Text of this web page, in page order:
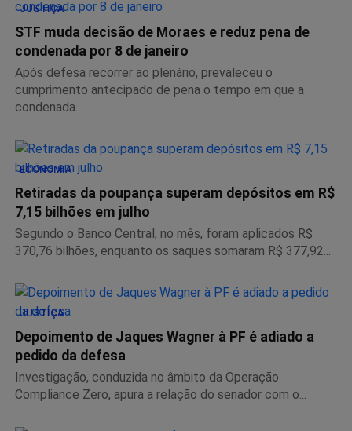
JUSTIÇA
STF muda decisão de Moraes e reduz pena de
condenada por 8 de janeiro
Após defesa recorrer ao plenário, prevaleceu o
cumprimento antecipado de pena o tempo em que a
condenada...
ECONOMIA
Retiradas da poupança superam depósitos em R$
7,15 bilhões em julho
Segundo o Banco Central, no mês, foram aplicados R$
370,76 bilhões, enquanto os saques somaram R$ 377,92...
JUSTIÇA
Depoimento de Jaques Wagner à PF é adiado a
pedido da defesa
Investigação, conduzida no âmbito da Operação
Compliance Zero, apura a relação do senador com o...